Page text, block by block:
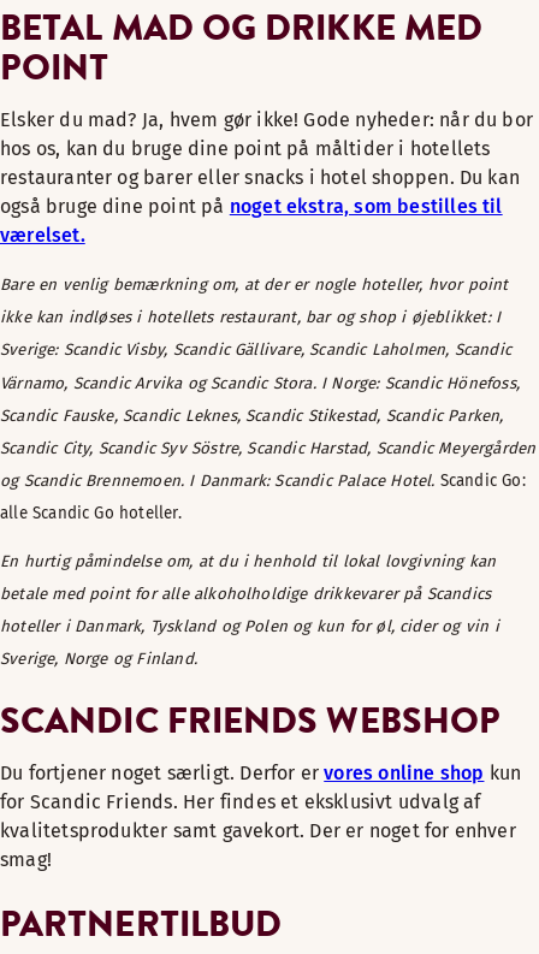
BETAL MAD OG DRIKKE MED
POINT
Elsker du mad? Ja, hvem gør ikke! Gode nyheder: når du bor
hos os, kan du bruge dine point på måltider i hotellets
restauranter og barer eller snacks i hotel shoppen. Du kan
også bruge dine point på noget ekstra, som bestilles til
værelset.
Bare en venlig bemærkning om, at der er nogle hoteller, hvor point
ikke kan indløses i hotellets restaurant, bar og shop i øjeblikket: I
Sverige: Scandic Visby, Scandic Gällivare, Scandic Laholmen, Scandic
Värnamo, Scandic Arvika og Scandic Stora. I Norge: Scandic Hönefoss,
Scandic Fauske, Scandic Leknes, Scandic Stikestad, Scandic Parken,
Scandic City, Scandic Syv Söstre, Scandic Harstad, Scandic Meyergården
og Scandic Brennemoen. I Danmark: Scandic Palace Hotel. Scandic Go:
alle Scandic Go hoteller.
En hurtig påmindelse om, at du i henhold til lokal lovgivning kan
betale med point for alle alkoholholdige drikkevarer på Scandics
hoteller i Danmark, Tyskland og Polen og kun for øl, cider og vin i
Sverige, Norge og Finland.
SCANDIC FRIENDS WEBSHOP
Du fortjener noget særligt. Derfor ervores online shop kun
for Scandic Friends. Her findes et eksklusivt udvalg af
kvalitetsprodukter samt gavekort. Der er noget for enhver
smag!
PARTNERTILBUD